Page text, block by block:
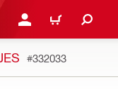
BEJELENTKEZÉS VAGY
KOSÁR
#332033